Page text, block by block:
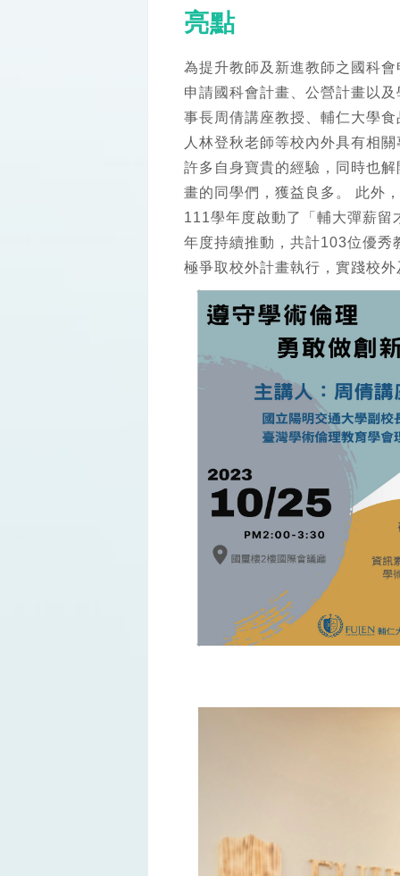
亮點
為提升教師及新進教師之國科
申請國科會計畫、公營計畫以
事長周倩講座教授、輔仁大學
人林登秋老師等校內外具有相
許多自身寶貴的經驗，同時也
畫的同學們，獲益良多。 此外
111學年度啟動了「輔大彈薪
年度持續推動，共計103位優秀
極爭取校外計畫執行，實踐校